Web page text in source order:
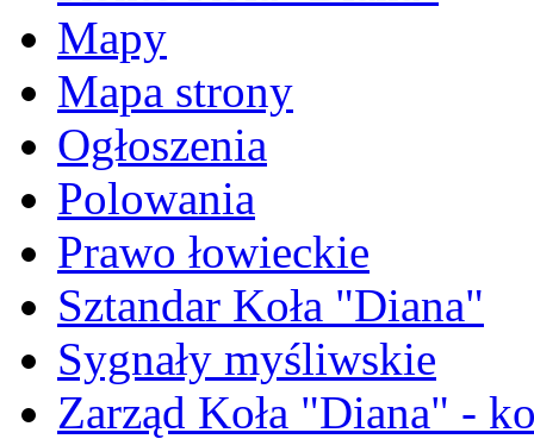
Mapy
Mapa strony
Ogłoszenia
Polowania
Prawo łowieckie
Sztandar Koła "Diana"
Sygnały myśliwskie
Zarząd Koła "Diana" -